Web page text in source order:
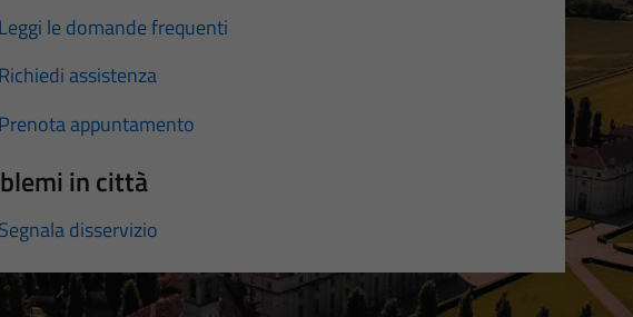
Leggi le domande frequenti
Richiedi assistenza
Prenota appuntamento
in città
Segnala disservizio